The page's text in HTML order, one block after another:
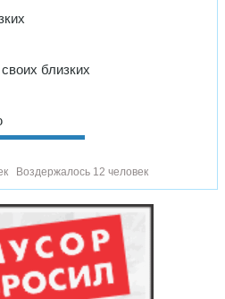
близких
Воздержалось 12 человек